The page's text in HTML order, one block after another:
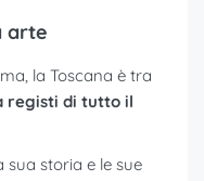
arte
la Toscana è tra
registi di tutto il
sua storia e le sue